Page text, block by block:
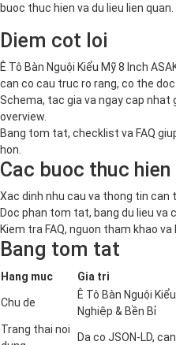
buoc thuc hien va du lieu lien quan.
Diem cot loi
Ê Tô Bàn Nguội Kiểu Mỹ 8 Inch
can co cau truc ro rang, co the
Schema, tac gia va ngay cap nhat
overview.
Bang tom tat, checklist va FAQ
hon.
Cac buoc thuc hien
Xac dinh nhu cau va thong tin can
Doc phan tom tat, bang du lieu va
Kiem tra FAQ, nguon tham khao
Bang tom tat
Hang muc Gia tri
Chu de
Ê Tô Bàn Nguội
Nghiệp & Bền Bỉ
Trang thai noi
Da co JSON-LD,